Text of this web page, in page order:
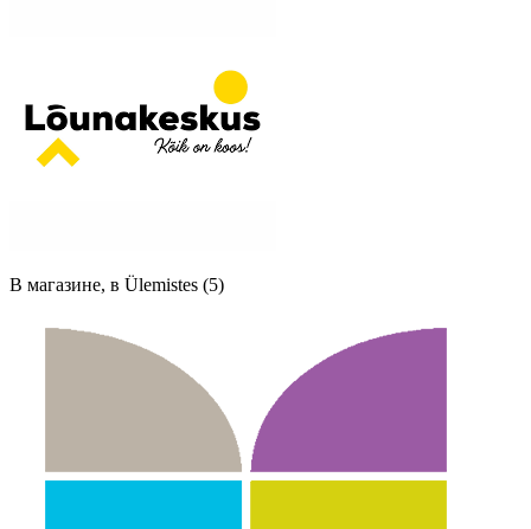
В магазине, в Ülemistes (5)